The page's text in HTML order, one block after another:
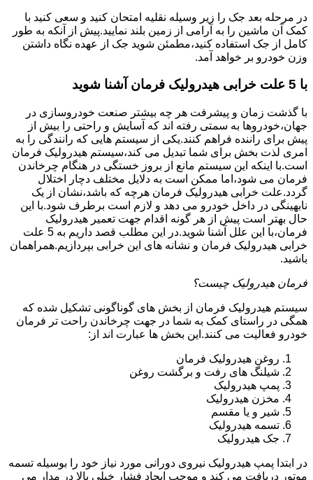
در مرحله بعد جک را زیر وسیله نقلیه امتحان کنید و سعی کنید با
کمک آن ماشین را به آرامی از زمین بلند نمایید.پیش از آنکه به طور
کامل از جک استفاده کنید،مطمئن شوید جک از عهده نگاه داشتن
وزن خودرو بر خواهد آمد.
با 5 علت خرابی هیدرولیک فرمان آشنا شوید
با گذشت زمان و پیشرفت هر چه بیشتر صنعت خودروسازی در
جهان،خودروها به سمتی رفته اند که آسایش و راحتی را بیش از
پیش برای راننده فراهم کنند.یکی از سیستم هایی که رانندگی را به
امری لذت بخش برای شما تبدیل می کند،سیستم هیدرولیک فرمان
است.با اینکه این سیستم مانع از بروز خستگی در هنگام چرخاندن
فرمان می شود،اما ممکن است به دلایل مختلف دچار اختلال
گردد.علت خرابی هیدرولیک فرمان هرچه که باشد،نشان از یک
نابهینگی در داخل خودرو می دهد و لازم است برطرف شود.با این
حال بهتر است پیش از هر گونه اقدام جهت تعمیر هیدرولیک
فرمان،با این علل آشنا شوید.در این مطلب قصد داریم به 5 علت
خرابی هیدرولیک فرمان و نشانه های این خرابی بپردازیم.همراهمان
باشید.
فرمان هیدرولیک چیست؟
سیستم هیدرولیک فرمان از بخش های گوناگونی تشکیل شده که
همگی در راستای کمک به شما در جهت چرخاندن راحت تر فرمان
خودرو فعالیت می کنند.این بخش ها عبارت اند از:
روغن هیدرولیک فرمان
شیلنگ های رفت و برگشت روغن
پمپ هیدرولیک
مخزن هیدرولیک
شیر و یا مقسم
تسمه هیدرولیک
جک هیدرولیک
در ابتدا پمپ هیدرولیک نیروی دورانی مورد نیاز خود را بوسیله تسمه
موتور دریافت می کند و موجب ایجاد فشار خیلی بالا در مدار می